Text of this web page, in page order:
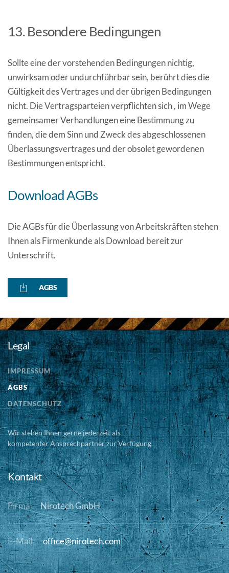
13. Besondere Bedingungen
Sollte eine der vorstehenden Bedingungen nichtig,
unwirksam oder undurchführbar sein, berührt dies die
Gültigkeit des Vertrages und der übrigen Bedingungen
nicht. Die Vertragsparteien verpflichten sich , im Wege
gemeinsamer Verhandlungen eine Bestimmung zu
finden, die dem Sinn und Zweck des abgeschlossenen
Überlassungsvertrages und der obsolet gewordenen
Bestimmungen entspricht.
Download AGBs
Die AGBs für die Überlassung von Arbeitskräften stehen
Ihnen als Firmenkunde als Download bereit zur
Unterschrift.
AGBS
Legal
IMPRESSUM
AGBS
DATENSCHUTZ
Wir stehen Ihnen gerne jederzeit als
kompetenter Ansprechpartner zur Verfügung.
Kontakt
Firma Nirotech GmbH
E-Mail office@nirotech.com